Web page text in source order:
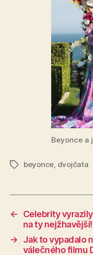
Beyonce a
Štítkybeyonce dvojčata
←
Celebrity
na ty nejžhavější!
→
Jak to vypadalo
válečného filmu